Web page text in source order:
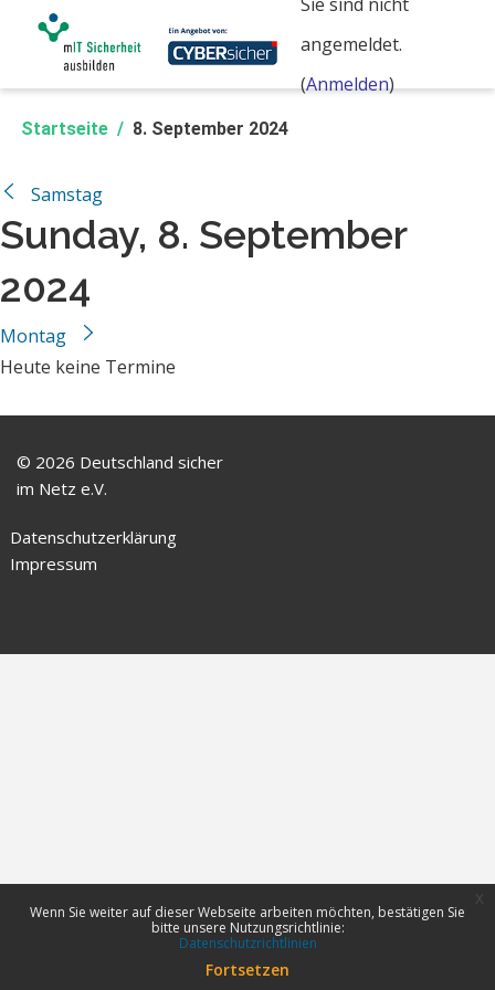
Zum Hauptinhalt
angemeldet.
(Anmelden)
Startseite 8. September 2024
← Samstag
Sunday, 8. September
2024
Montag
→
Heute keine Termine
Navigation überspringen
© 2026 Deutschland sicher
im Netz e.V.
Datenschutzerklärung
Impressum
Wenn Sie weiter auf dieser Webseite arbeiten möchten, bestätigen Sie
bitte unsere Nutzungsrichtlinie:
Datenschutzrichtlinien
Fortsetzen